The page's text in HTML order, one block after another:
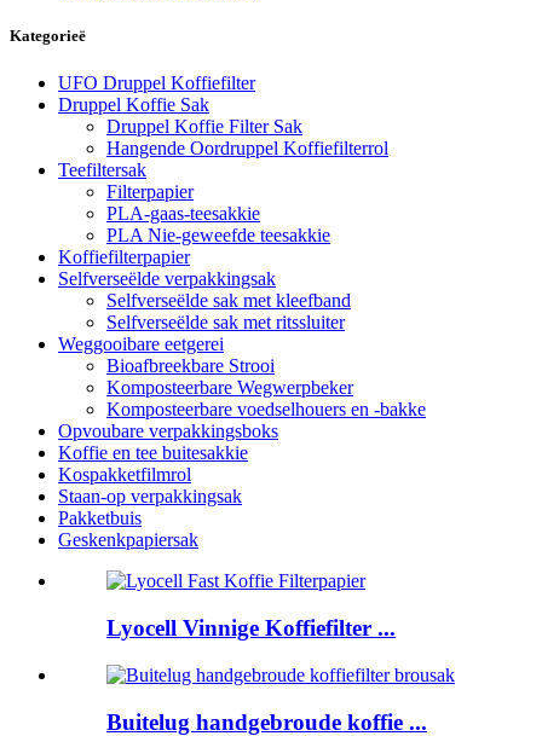
Kategorieë
UFO Druppel Koffiefilter
Druppel Koffie Sak
Druppel Koffie Filter Sak
Hangende Oordruppel Koffiefilterrol
Teefiltersak
Filterpapier
PLA-gaas-teesakkie
PLA Nie-geweefde teesakkie
Koffiefilterpapier
Selfverseëlde verpakkingsak
Selfverseëlde sak met kleefband
Selfverseëlde sak met ritssluiter
Weggooibare eetgerei
Bioafbreekbare Strooi
Komposteerbare Wegwerpbeker
Komposteerbare voedselhouers en -bakke
Opvoubare verpakkingsboks
Koffie en tee buitesakkie
Kospakketfilmrol
Staan-op verpakkingsak
Pakketbuis
Geskenkpapiersak
Lyocell Vinnige Koffiefilter ...
Buitelug handgebroude koffie ...